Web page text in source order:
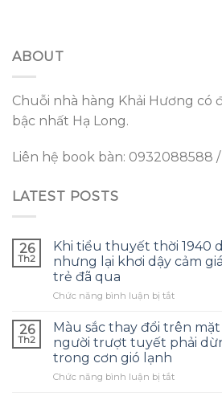
ABOUT
Chuỗi nhà hàng Khải Hương có
bậc nhất Hạ Long.
Liên hệ book bàn: 0932088588 /
LATEST POSTS
26
Th2
Khi tiểu thuyết thời 1940
nhưng lại khơi dậy cảm
trẻ đã qua
Chức năng bình luận bị tắtở
tiểu
thuyết
thời
dường
26
Th2
Màu sắc thay đổi trên
người trượt tuyết phải
trong cơn gió lạnh
Chức năng bình luận bị tắtở